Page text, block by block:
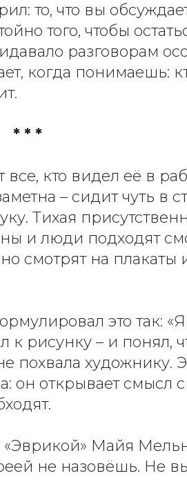
то, что вы
того, чтобы
разговорам
когда понимаешь:
* * *
все, кто видел её в
– сидит чуть в
Тихая
и люди подходят
смотрят на плакаты
это так:
рисунку – и понял,
похвала художнику.
он открывает смысл
«Эврикой» Майя
не назовёшь. Не